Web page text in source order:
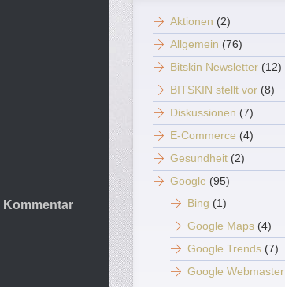
Kommentar
Aktionen (2)
Allgemein (76)
Bitskin Newsletter (12)
BITSKIN stellt vor (8)
Diskussionen (7)
E-Commerce (4)
Gesundheit (2)
Google (95)
Bing (1)
Google Maps (4)
Google Trends (7)
Google Webmaster